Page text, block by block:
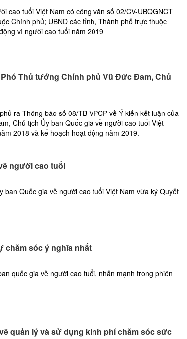
cao tuổi Việt Nam có công văn số 02/CV-UBQGNCT
Chính phủ; UBND các tỉnh, Thành phố trực thuộc
vì người cao tuổi năm 2019
Thủ tướng Chính phủ Vũ Đức Đam, Chủ
ra Thông báo số 08/TB-VPCP về Ý kiến kết luận của
Chủ tịch Ủy ban Quốc gia về người cao tuổi Việt
2018 và kế hoạch hoạt động năm 2019.
người cao tuổi
Quốc gia về người cao tuổi Việt Nam vừa ký Quyết
chăm sóc ý nghĩa nhất
quốc gia về người cao tuổi, nhấn mạnh trong phiên
quản lý và sử dụng kinh phí chăm sóc sức